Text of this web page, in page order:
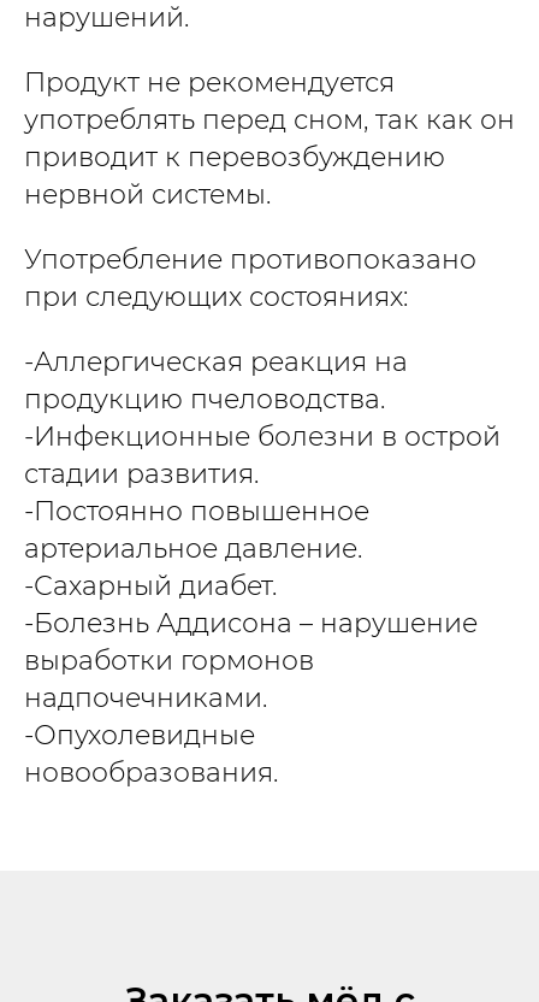
нарушений.
Продукт не рекомендуется
употреблять перед сном, так как он
приводит к перевозбуждению
нервной системы.
Употребление противопоказано
при следующих состояниях:
-Аллергическая реакция на
продукцию пчеловодства.
-Инфекционные болезни в острой
стадии развития.
-Постоянно повышенное
артериальное давление.
-Сахарный диабет.
-Болезнь Аддисона – нарушение
выработки гормонов
надпочечниками.
-Опухолевидные
новообразования.